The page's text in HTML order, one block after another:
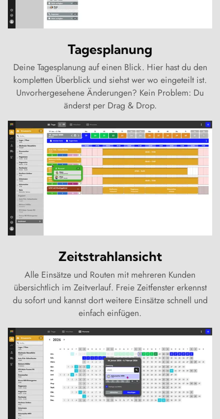
Tagesplanung
Deine Tagesplanung auf einen Blick. Hier hast du den
kompletten Überblick und siehst wer wo eingeteilt ist.
Unvorhergesehene Änderungen? Kein Problem: Du
änderst per Drag & Drop.
Zeitstrahlansicht
Alle Einsätze und Routen mit mehreren Kunden
übersichtlich im Zeitverlauf. Freie Zeitfenster erkennst
du sofort und kannst dort weitere Einsätze schnell und
einfach einfügen.